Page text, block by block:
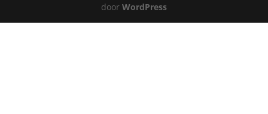
door WordPress